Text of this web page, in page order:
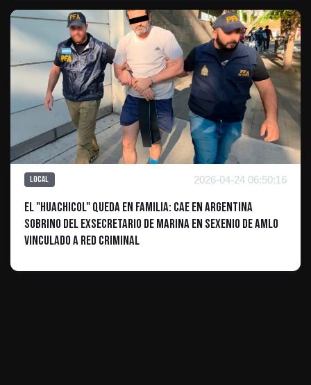
Local 2026-04-24 06:50:16
El "Huachicol" queda en familia: Cae en Argentina
sobrino del exsecretario de Marina en sexenio de AMLO
vinculado a red criminal